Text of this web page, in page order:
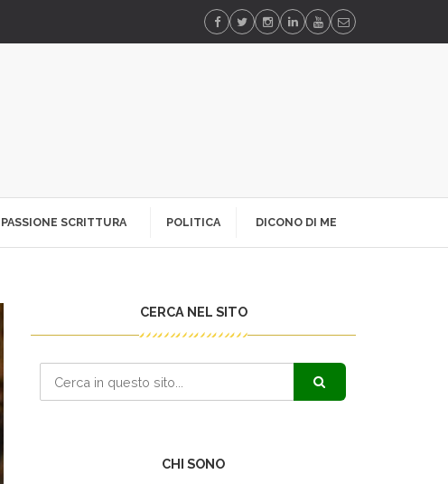
PASSIONE SCRITTURA POLITICA DICONO DI ME
CERCA NEL SITO
CHI SONO